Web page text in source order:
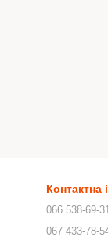
Контактна
066 538-69-
067 433-78-